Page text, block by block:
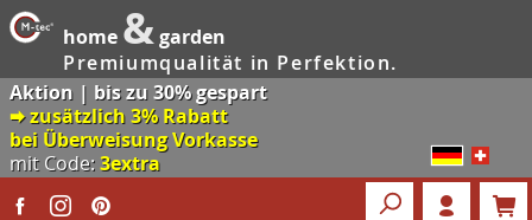
home &garden
Premiumqualität in Perfektion.
Aktion | bis zu 30% gespart
🠮 zusätzlich 3% Rabatt
bei Überweisung Vorkasse
mit Code:3extra